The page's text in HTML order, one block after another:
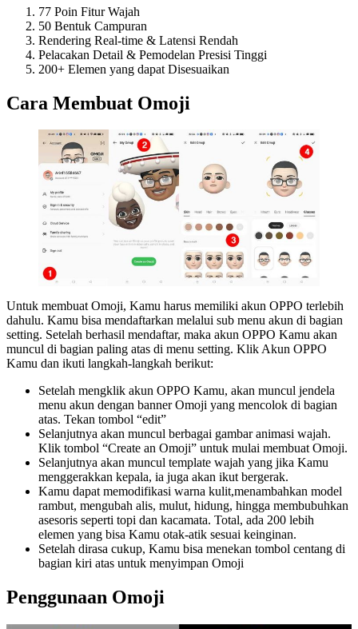
77 Poin Fitur Wajah
50 Bentuk Campuran
Rendering Real-time & Latensi Rendah
Pelacakan Detail & Pemodelan Presisi Tinggi
200+ Elemen yang dapat Disesuaikan
Cara Membuat Omoji
Untuk membuat Omoji, Kamu harus memiliki akun OPPO terlebih
dahulu. Kamu bisa mendaftarkan melalui sub menu akun di bagian
setting. Setelah berhasil mendaftar, maka akun OPPO Kamu akan
muncul di bagian paling atas di menu setting. Klik Akun OPPO
Kamu dan ikuti langkah-langkah berikut:
Setelah mengklik akun OPPO Kamu, akan muncul jendela
menu akun dengan banner Omoji yang mencolok di bagian
atas. Tekan tombol “edit”
Selanjutnya akan muncul berbagai gambar animasi wajah.
Klik tombol “Create an Omoji” untuk mulai membuat Omoji.
Selanjutnya akan muncul template wajah yang jika Kamu
menggerakkan kepala, ia juga akan ikut bergerak.
Kamu dapat memodifikasi warna kulit,menambahkan model
rambut, mengubah alis, mulut, hidung, hingga membubuhkan
asesoris seperti topi dan kacamata. Total, ada 200 lebih
elemen yang bisa Kamu otak-atik sesuai keinginan.
Setelah dirasa cukup, Kamu bisa menekan tombol centang di
bagian kiri atas untuk menyimpan Omoji
Penggunaan Omoji